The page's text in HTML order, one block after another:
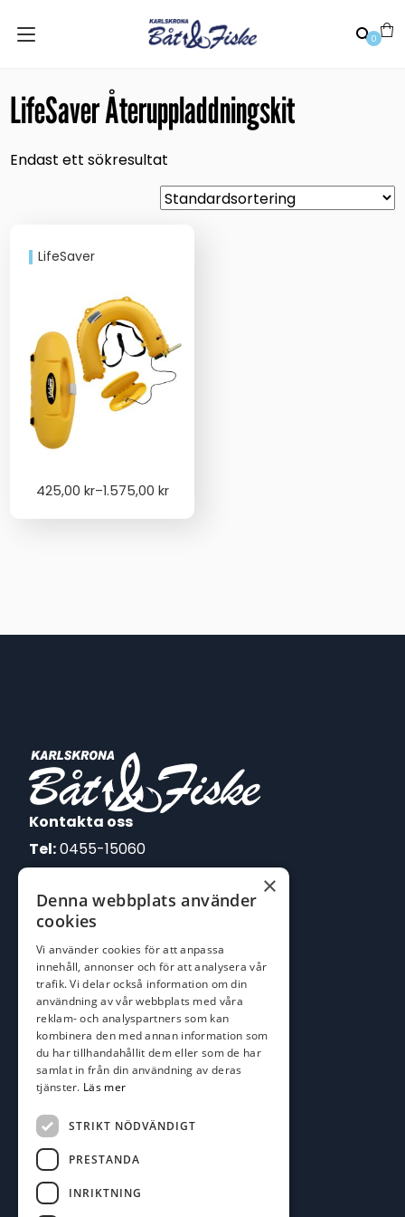
0
LifeSaver Återuppladdningskit
Endast ett sökresultat
LifeSaver
425,00 kr–1.575,00 kr
Price
Kontakta oss
Tel:0455-15060
E-post:
johan@batofiske.se
kim@batofiske.se
Adress
Karlskrona Båt & Fiske AB
Lallerstedts gata 4
371 54 Karlskrona
Följ oss
Facebook
×
Denna webbplats använder
cookies
Vi använder cookies för att anpassa
innehåll, annonser och för att analysera vår
trafik. Vi delar också information om din
användning av vår webbplats med våra
reklam- och analyspartners som kan
kombinera den med annan information som
du har tillhandahållit dem eller som de har
samlat in från din användning av deras
tjänster. Läs mer
STRIKT NÖDVÄNDIGT
PRESTANDA
INRIKTNING